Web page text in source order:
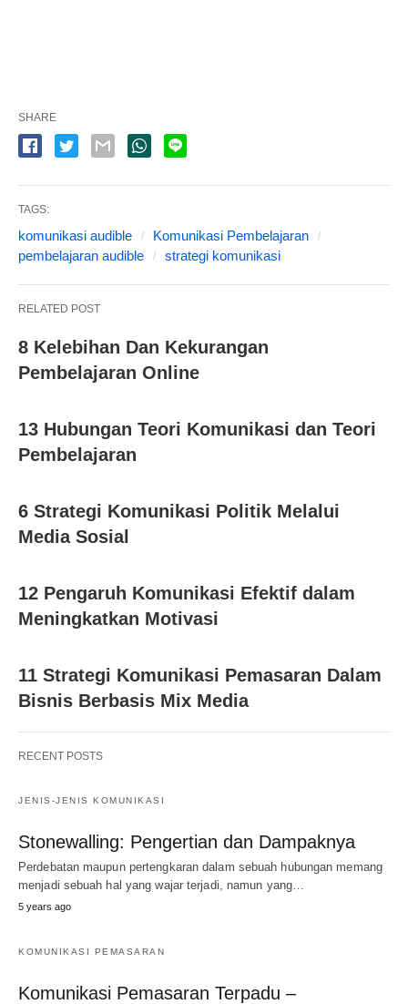
SHARE
TAGS:
komunikasi audible
Komunikasi Pembelajaran
pembelajaran audible
strategi komunikasi
RELATED POST
8 Kelebihan Dan Kekurangan
Pembelajaran Online
13 Hubungan Teori Komunikasi dan Teori
Pembelajaran
6 Strategi Komunikasi Politik Melalui
Media Sosial
12 Pengaruh Komunikasi Efektif dalam
Meningkatkan Motivasi
11 Strategi Komunikasi Pemasaran Dalam
Bisnis Berbasis Mix Media
RECENT POSTS
JENIS-JENIS KOMUNIKASI
Stonewalling: Pengertian dan Dampaknya
Perdebatan maupun pertengkaran dalam sebuah hubungan memang
menjadi sebuah hal yang wajar terjadi, namun yang…
5 years ago
KOMUNIKASI PEMASARAN
Komunikasi Pemasaran Terpadu –